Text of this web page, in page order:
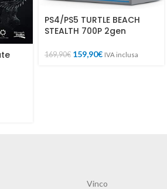
PS4/PS5 TURTLE BEACH
STEALTH 700P 2gen
169,90€ 159,90€ IVA inclusa
Vinco